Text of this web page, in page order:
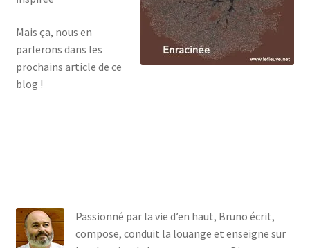
Mais ça, nous en
parlerons dans les
prochains article de ce
blog !
Passionné par la vie d’en haut, Bruno écrit,
compose, conduit la louange et enseigne sur